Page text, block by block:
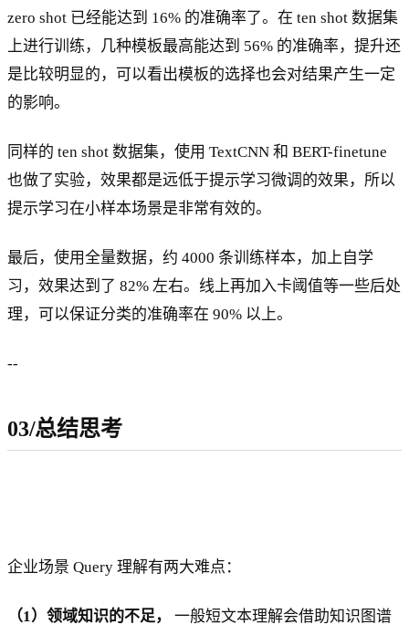
zero shot 已经能达到 16% 的准确率了。在 ten shot 数据集
上进行训练，几种模板最高能达到 56% 的准确率，提升还
是比较明显的，可以看出模板的选择也会对结果产生一定
的影响。
同样的 ten shot 数据集，使用 TextCNN 和 BERT-finetune
也做了实验，效果都是远低于提示学习微调的效果，所以
提示学习在小样本场景是非常有效的。
最后，使用全量数据，约 4000 条训练样本，加上自学
习，效果达到了 82% 左右。线上再加入卡阈值等一些后处
理，可以保证分类的准确率在 90% 以上。
--
03/总结思考
企业场景 Query 理解有两大难点：
（1）领域知识的不足，
一般短文本理解会借助知识图谱